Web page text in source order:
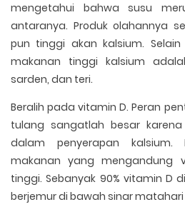
mengetahui bahwa susu
antaranya. Produk olahannya
pun tinggi akan kalsium.
makanan tinggi kalsium
sarden, dan teri.
Beralih pada vitamin D. Peran
tulang sangatlah besar
dalam penyerapan kalsium.
makanan yang mengandung
tinggi. Sebanyak 90% vitamin D
berjemur di bawah sinar matahari